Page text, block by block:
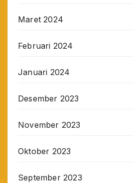
Maret 2024
Februari 2024
Januari 2024
Desember 2023
November 2023
Oktober 2023
September 2023